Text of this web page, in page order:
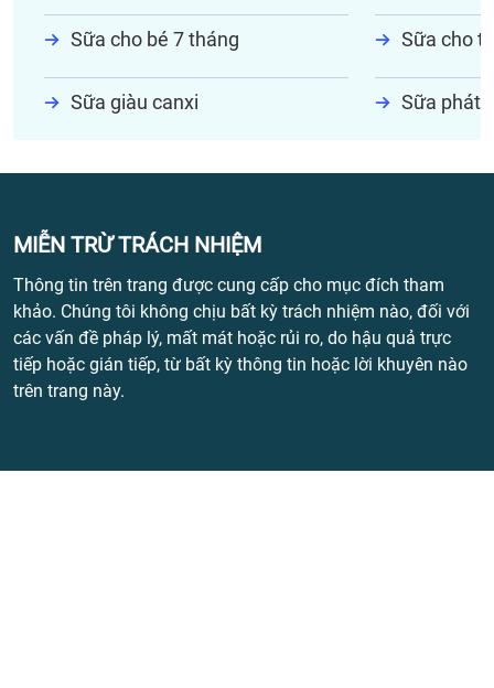
Sữa cho bé 7 tháng Sữa cho
Sữa giàu canxi Sữa phát
MIỄN TRỪ TRÁCH NHIỆM
Thông tin trên trang được cung cấp cho mục đích tham
khảo. Chúng tôi không chịu bất kỳ trách nhiệm nào, đối với
các vấn đề pháp lý, mất mát hoặc rủi ro, do hậu quả trực
tiếp hoặc gián tiếp, từ bất kỳ thông tin hoặc lời khuyên nào
trên trang này.